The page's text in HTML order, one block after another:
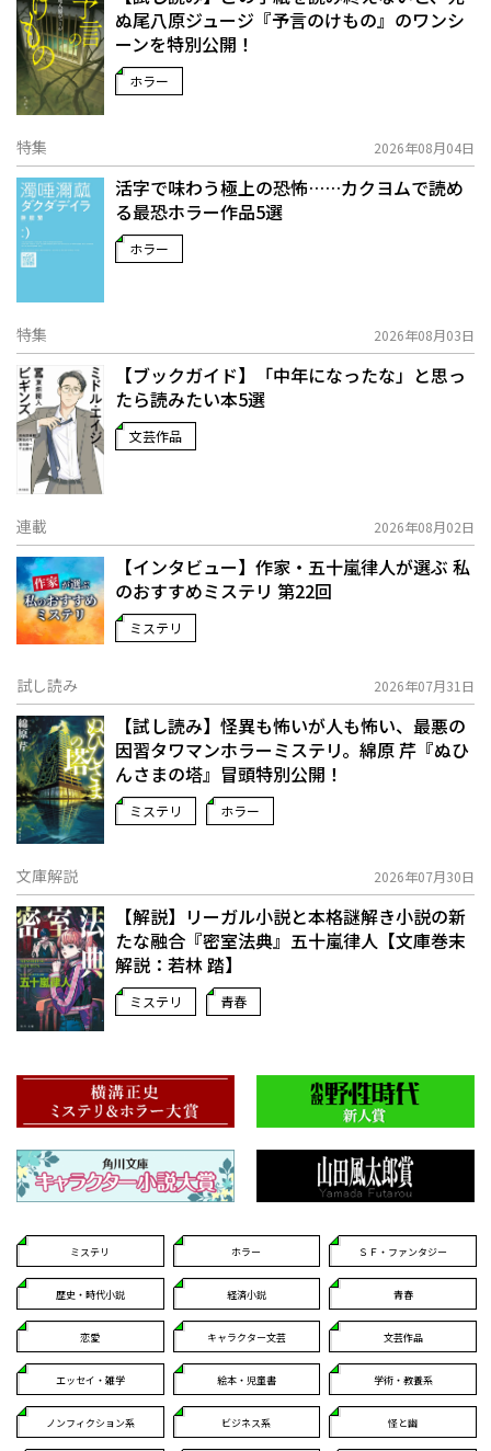
ぬ――尾八原ジュージ『予言のけもの』のワンシ
ーンを特別公開！
ホラー
特集 2026年08月04日
活字で味わう極上の恐怖……カクヨムで読め
る最恐ホラー作品5選
ホラー
特集 2026年08月03日
【ブックガイド】「中年になったな」と思っ
たら読みたい本5選
文芸作品
連載 2026年08月02日
【インタビュー】作家・五十嵐律人が選ぶ 私
のおすすめミステリ 第22回
ミステリ
試し読み 2026年07月31日
【試し読み】怪異も怖いが人も怖い、最悪の
因習タワマンホラーミステリ。綿原 芹『ぬひ
んさまの塔』冒頭特別公開！
ミステリ ホラー
文庫解説 2026年07月30日
【解説】リーガル小説と本格謎解き小説の新
たな融合――『密室法典』五十嵐律人【文庫巻末
解説：若林 踏】
ミステリ 青春
ミステリ ホラー ＳＦ・ファンタジー
歴史・時代小説 経済小説 青春
恋愛 キャラクター文芸 文芸作品
エッセイ・雑学 絵本・児童書 学術・教養系
ノンフィクション系 ビジネス系 怪と幽